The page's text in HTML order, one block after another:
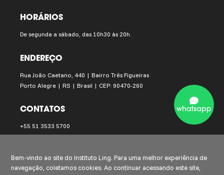
HORÁRIOS
De segunda a sábado, das 10h30 às 20h.
ENDEREÇO
Rua João Caetano, 440 | Bairro Três Figueiras
Porto Alegre | RS | Brasil | CEP: 90470-260
CONTATOS
+55 51 3533 5700
instituto.ling@institutoling.org.br
whatsapp
Bem-vindo ao site do Instituto Ling. Para uma melhor experiência de
navegação, coletamos cookies. Ao continuar acessando este site,